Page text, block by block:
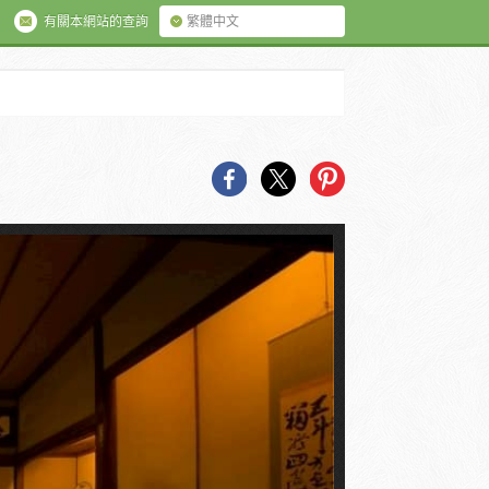
繁體中文
有關本網站的查詢